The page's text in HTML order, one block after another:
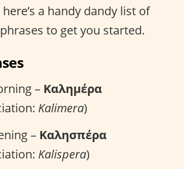
a handy dandy list of
to get you started.
– Καλημέρα
Kalimera)
– Καλησπέρα
Kalispera)